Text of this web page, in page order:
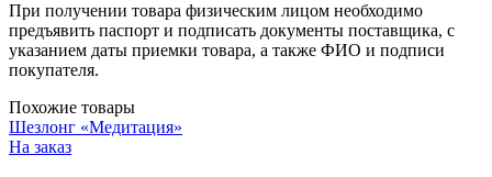
При получении товара физическим лицом необходимо
предъявить паспорт и подписать документы поставщика, с
указанием даты приемки товара, а также ФИО и подписи
покупателя.
Похожие товары
Шезлонг «Медитация»
На заказ